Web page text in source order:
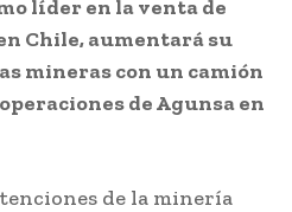
líder en la venta de
Chile, aumentará su
mineras con un camión
de Agunsa en
de la minería